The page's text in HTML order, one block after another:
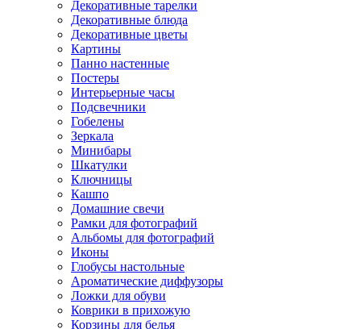
Декоративные тарелки
Декоративные блюда
Декоративные цветы
Картины
Панно настенные
Постеры
Интерьерные часы
Подсвечники
Гобелены
Зеркала
Минибары
Шкатулки
Ключницы
Кашпо
Домашние свечи
Рамки для фотографий
Альбомы для фотографий
Иконы
Глобусы настольные
Ароматические диффузоры
Ложки для обуви
Коврики в прихожую
Корзины для белья